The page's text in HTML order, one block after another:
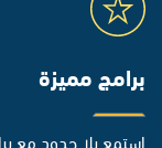
برامج مميزة
استمع بلا حدود مع